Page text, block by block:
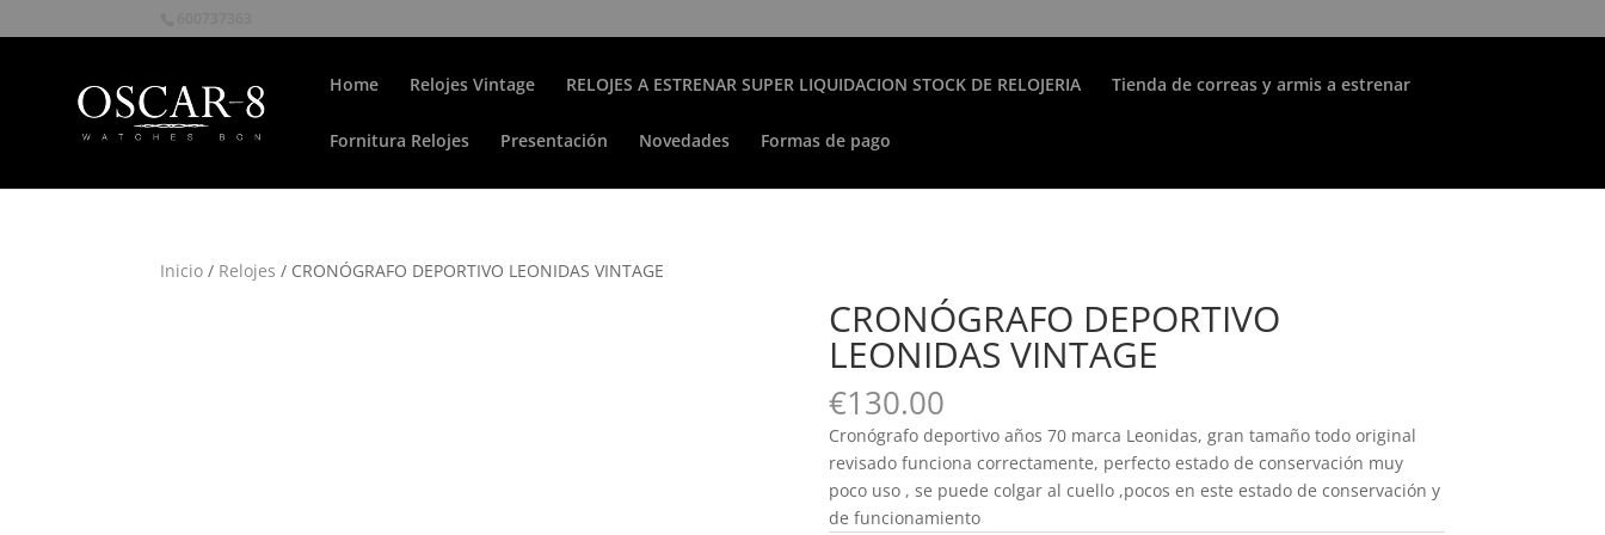
Home Relojes Vintage RELOJES A ESTRENAR SUPER LIQUIDACION STOCK DE RELOJERIA Tienda de correas y armis a estrenar
Fornitura Relojes Presentación Novedades Formas de pago
Inicio / Relojes / CRONÓGRAFO DEPORTIVO LEONIDAS VINTAGE
CRONÓGRAFO DEPORTIVO
LEONIDAS VINTAGE
€130.00
Cronógrafo deportivo años 70 marca Leonidas, gran tamaño todo original
revisado funciona correctamente, perfecto estado de conservación muy
poco uso , se puede colgar al cuello ,pocos en este estado de conservación y
de funcionamiento